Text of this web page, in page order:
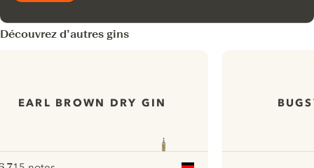
Découvrez d’autres gins
EARL BROWN DRY GIN